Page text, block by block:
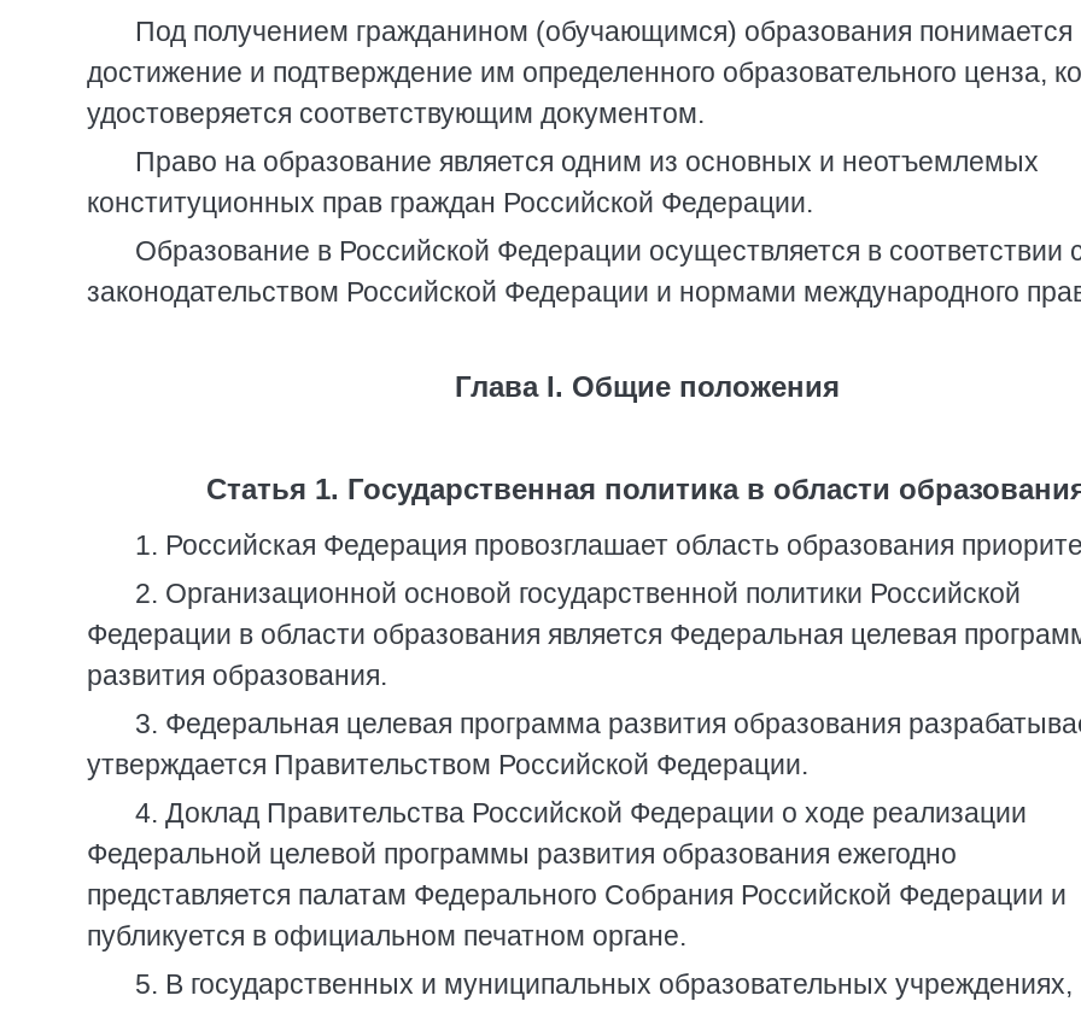
Под получением гражданином (обучающимся) образования понимается
достижение и подтверждение им определенного образовательного ценза,
удостоверяется соответствующим документом.
Право на образование является одним из основных и неотъемлемых
конституционных прав граждан Российской Федерации.
Образование в Российской Федерации осуществляется в соответствии
законодательством Российской Федерации и нормами международного
Глава I. Общие положения
Статья 1. Государственная политика в области
1. Российская Федерация провозглашает область образования
2. Организационной основой государственной политики Российской
Федерации в области образования является Федеральная целевая
развития образования.
3. Федеральная целевая программа развития образования
утверждается Правительством Российской Федерации.
4. Доклад Правительства Российской Федерации о ходе реализации
Федеральной целевой программы развития образования ежегодно
представляется палатам Федерального Собрания Российской Федерации и
публикуется в официальном печатном органе.
5. В государственных и муниципальных образовательных учреждениях,